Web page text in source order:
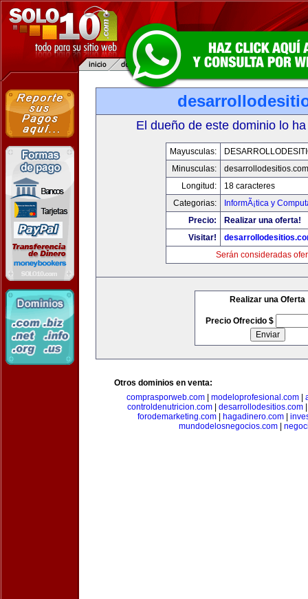
El dueño de este dominio lo
Mayusculas:
Minusculas:
desarrollodesitios.com
Longitud:
18 caracteres
Categorias:
InformÃ¡tica y
Precio:
Realizar una oferta!
Visitar!
Serán consideradas
Realizar una Oferta
Precio Ofrecido $
Otros dominios en venta:
comprasporweb.com| modeloprofesional.com|
controldenutricion.com
desarrollodesitios.com
forodemarketing.com| hagadinero.com|
mundodelosnegocios.com